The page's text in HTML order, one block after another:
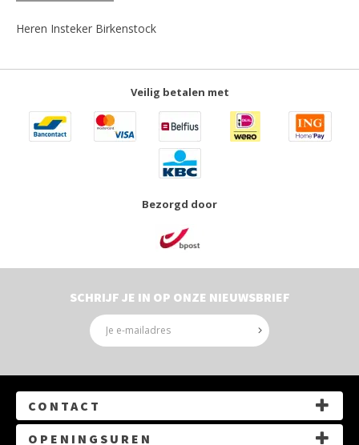
Heren Insteker Birkenstock
Veilig betalen met
Bezorgd door
SCHRIJF JE IN OP ONZE NIEUWSBRIEF
CONTACT
G.Gezellelaan 14, 3550 Heusden-Zolder
OPENINGSUREN